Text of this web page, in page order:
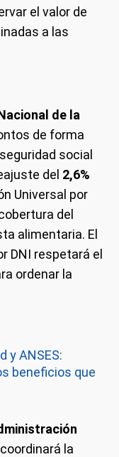
el valor de
a las
de la
de forma
social
del 2,6%
Universal por
del
alimentaria. El
DNI respetará el
ordenar la
y ANSES:
beneficios que
coordinará la